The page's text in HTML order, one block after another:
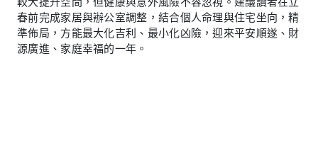
春前完成家居與辦公室調整，結合個人命理與住宅坐向，精
準佈局，方能最大化吉利、最小化凶險，迎來平安順遂、財
源廣進、家庭幸福的一年。